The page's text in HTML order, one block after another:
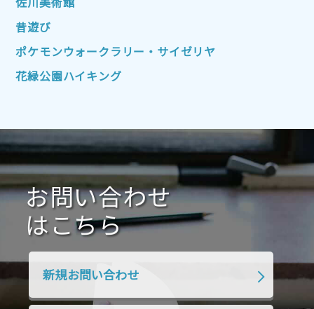
2022年4月
2022年1月 2021年12月 2021年11月
2021年10月 2021年9月
2021年1月 2020年12月 2020年11月
2020年10月 2020年9月 2020年8月
2020年7月 2020年6月 2020年5月
2020年4月 2020年3月 2020年2月
2019年10月 2019年9月
佐川美術館
昔遊び
ポケモンウォークラリー・サイゼリヤ
花緑公園ハイキング
お問い合わせ
はこちら
新規お問い合わせ